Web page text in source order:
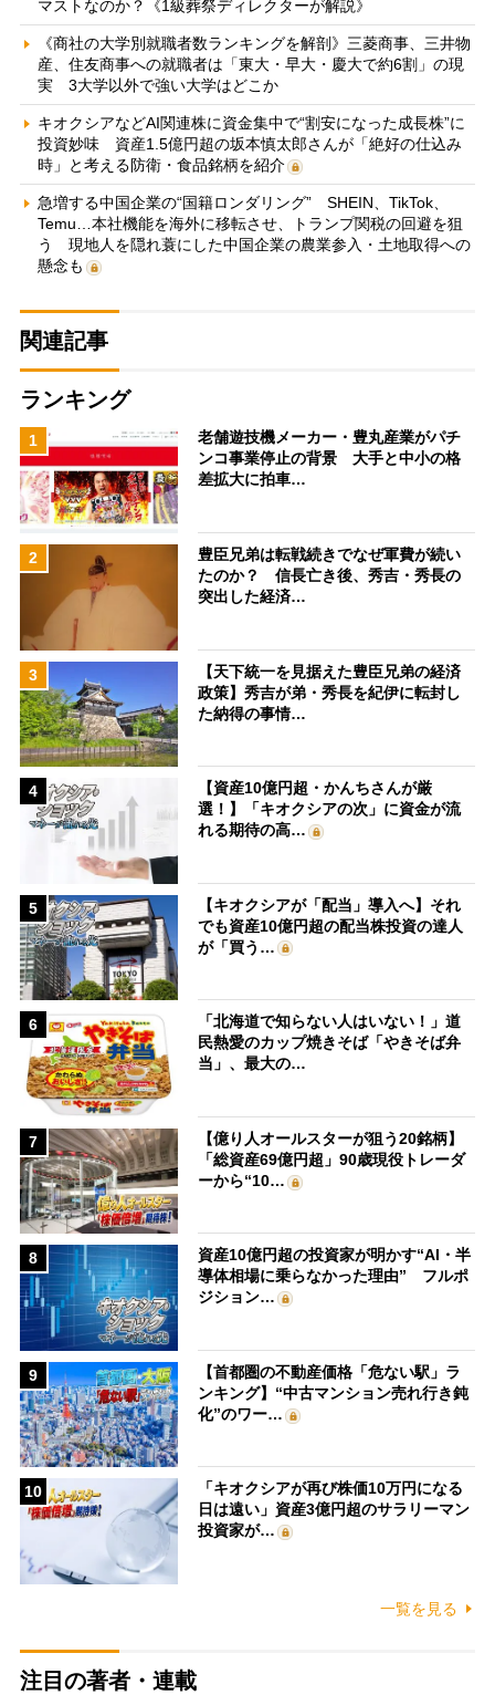
マストなのか？《1級葬祭ディレクターが解説》
《商社の大学別就職者数ランキングを解剖》三菱商事、三井物
産、住友商事への就職者は「東大・早大・慶大で約6割」の現
実 3大学以外で強い大学はどこか
キオクシアなどAI関連株に資金集中で“割安になった成長株”に
投資妙味 資産1.5億円超の坂本慎太郎さんが「絶好の仕込み
時」と考える防衛・食品銘柄を紹介
急増する中国企業の“国籍ロンダリング” SHEIN、TikTok、
Temu…本社機能を海外に移転させ、トランプ関税の回避を狙
う 現地人を隠れ蓑にした中国企業の農業参入・土地取得への
懸念も
関連記事
ランキング
1
老舗遊技機メーカー・豊丸産業がパチ
ンコ事業停止の背景 大手と中小の格
差拡大に拍車…
2
豊臣兄弟は転戦続きでなぜ軍費が続い
たのか？ 信長亡き後、秀吉・秀長の
突出した経済…
3
【天下統一を見据えた豊臣兄弟の経済
政策】秀吉が弟・秀長を紀伊に転封し
た納得の事情…
4
【資産10億円超・かんちさんが厳
選！】「キオクシアの次」に資金が流
れる期待の高…
5
【キオクシアが「配当」導入へ】それ
でも資産10億円超の配当株投資の達人
が「買う…
6
「北海道で知らない人はいない！」道
民熱愛のカップ焼きそば「やきそば弁
当」、最大の…
7
【億り人オールスターが狙う20銘柄】
「総資産69億円超」90歳現役トレーダ
ーから“10…
8
資産10億円超の投資家が明かす“AI・半
導体相場に乗らなかった理由” フルポ
ジション…
9
【首都圏の不動産価格「危ない駅」ラ
ンキング】“中古マンション売れ行き鈍
化”のワー…
10
「キオクシアが再び株価10万円になる
日は遠い」資産3億円超のサラリーマン
投資家が…
一覧を見る
注目の著者・連載